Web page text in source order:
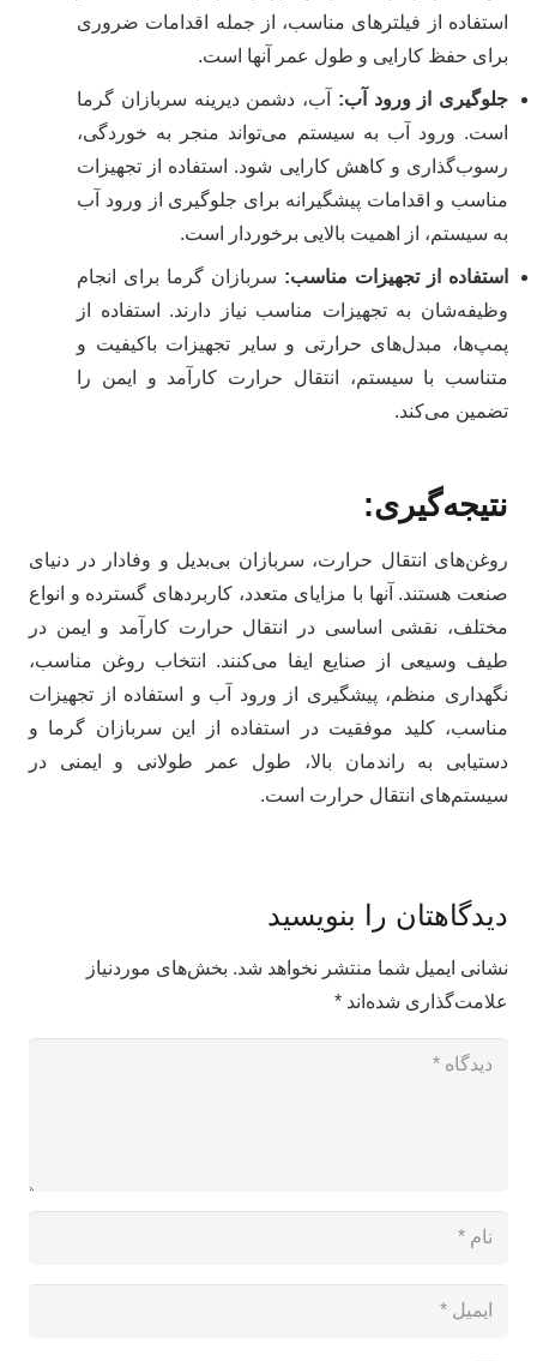
استفاده از فیلترهای مناسب، از جمله اقدامات ضروری
برای حفظ کارایی و طول عمر آنها است.
جلوگیری از ورود آب: آب، دشمن دیرینه سربازان گرما
است. ورود آب به سیستم می‌تواند منجر به خوردگی،
رسوب‌گذاری و کاهش کارایی شود. استفاده از تجهیزات
مناسب و اقدامات پیشگیرانه برای جلوگیری از ورود آب
به سیستم، از اهمیت بالایی برخوردار است.
استفاده از تجهیزات مناسب: سربازان گرما برای انجام
وظیفه‌شان به تجهیزات مناسب نیاز دارند. استفاده از
پمپ‌ها، مبدل‌های حرارتی و سایر تجهیزات باکیفیت و
متناسب با سیستم، انتقال حرارت کارآمد و ایمن را
تضمین می‌کند.
نتیجه‌گیری:
روغن‌های انتقال حرارت، سربازان بی‌بدیل و وفادار در دنیای
صنعت هستند. آنها با مزایای متعدد، کاربردهای گسترده و انواع
مختلف، نقشی اساسی در انتقال حرارت کارآمد و ایمن در
طیف وسیعی از صنایع ایفا می‌کنند. انتخاب روغن مناسب،
نگهداری منظم، پیشگیری از ورود آب و استفاده از تجهیزات
مناسب، کلید موفقیت در استفاده از این سربازان گرما و
دستیابی به راندمان بالا، طول عمر طولانی و ایمنی در
سیستم‌های انتقال حرارت است.
دیدگاهتان را بنویسید
نشانی ایمیل شما منتشر نخواهد شد. بخش‌های موردنیاز
علامت‌گذاری شده‌اند *